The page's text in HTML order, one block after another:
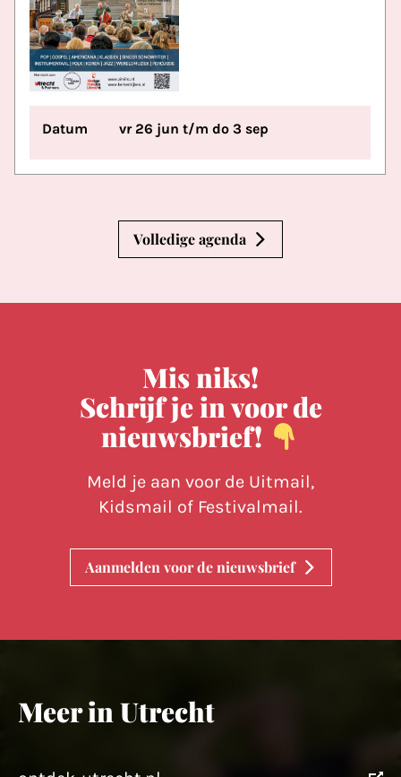
Datum vr 26 jun t/m do 3 sep
Volledige agenda
Mis niks!
Schrijf je in voor de
nieuwsbrief!
Meld je aan voor de Uitmail,
Kidsmail of Festivalmail.
Aanmelden voor de nieuwsbrief
Meer in Utrecht